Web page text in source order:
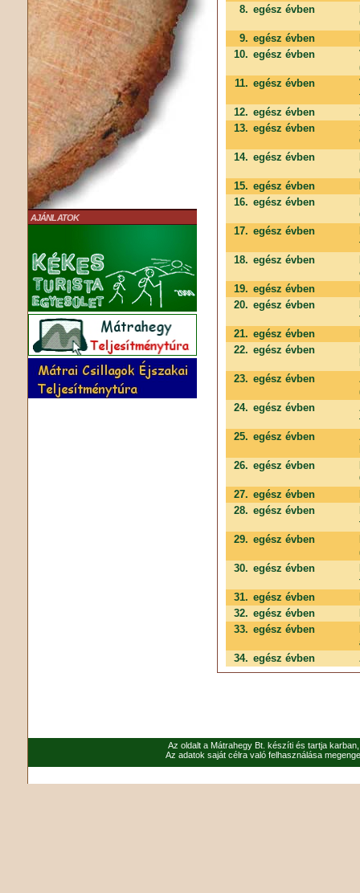
AJÁNLATOK
8. egész évben
9. egész évben
10. egész évben
11. egész évben
12. egész évben
13. egész évben
14. egész évben
15. egész évben
16. egész évben
17. egész évben
18. egész évben
19. egész évben
20. egész évben
21. egész évben
22. egész évben
23. egész évben
24. egész évben
25. egész évben
26. egész évben
27. egész évben
28. egész évben
29. egész évben
30. egész évben
31. egész évben
32. egész évben
33. egész évben
34. egész évben
Az oldalt a Mátrahegy Bt. készíti és tartja
Az adatok saját célra való felhasználása